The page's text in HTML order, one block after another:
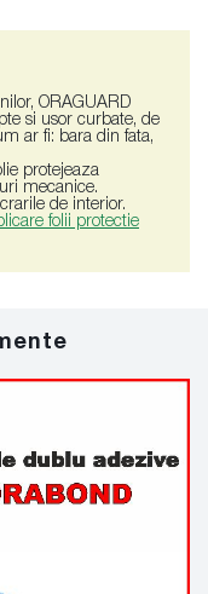
ORAGUARD
si usor curbate, de
ar fi: bara din fata,
protejeaza
mecanice.
de interior.
folii protectie